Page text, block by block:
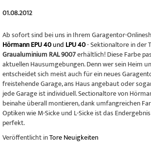
01.08.2012
Ab sofort sind bei uns in Ihrem Garagentor-
Hörmann EPU 40und LPU 40- Sektionaltore in der
Graualuminium RAL 9007erhältlich! Diese Farbe
aktuellen Hausumgebungen. Denn wer sein Heim
entscheidet sich meist auch für ein neues
freistehende Garage, ans Haus angebaut oder
jede Garage ist individuell. Sectionaltore von
beinahe überall montieren, dank umfangreichen
Optiken wie M-Sicke und L-Sicke ist das
perfekt.
Veröffentlicht inTore Neuigkeiten